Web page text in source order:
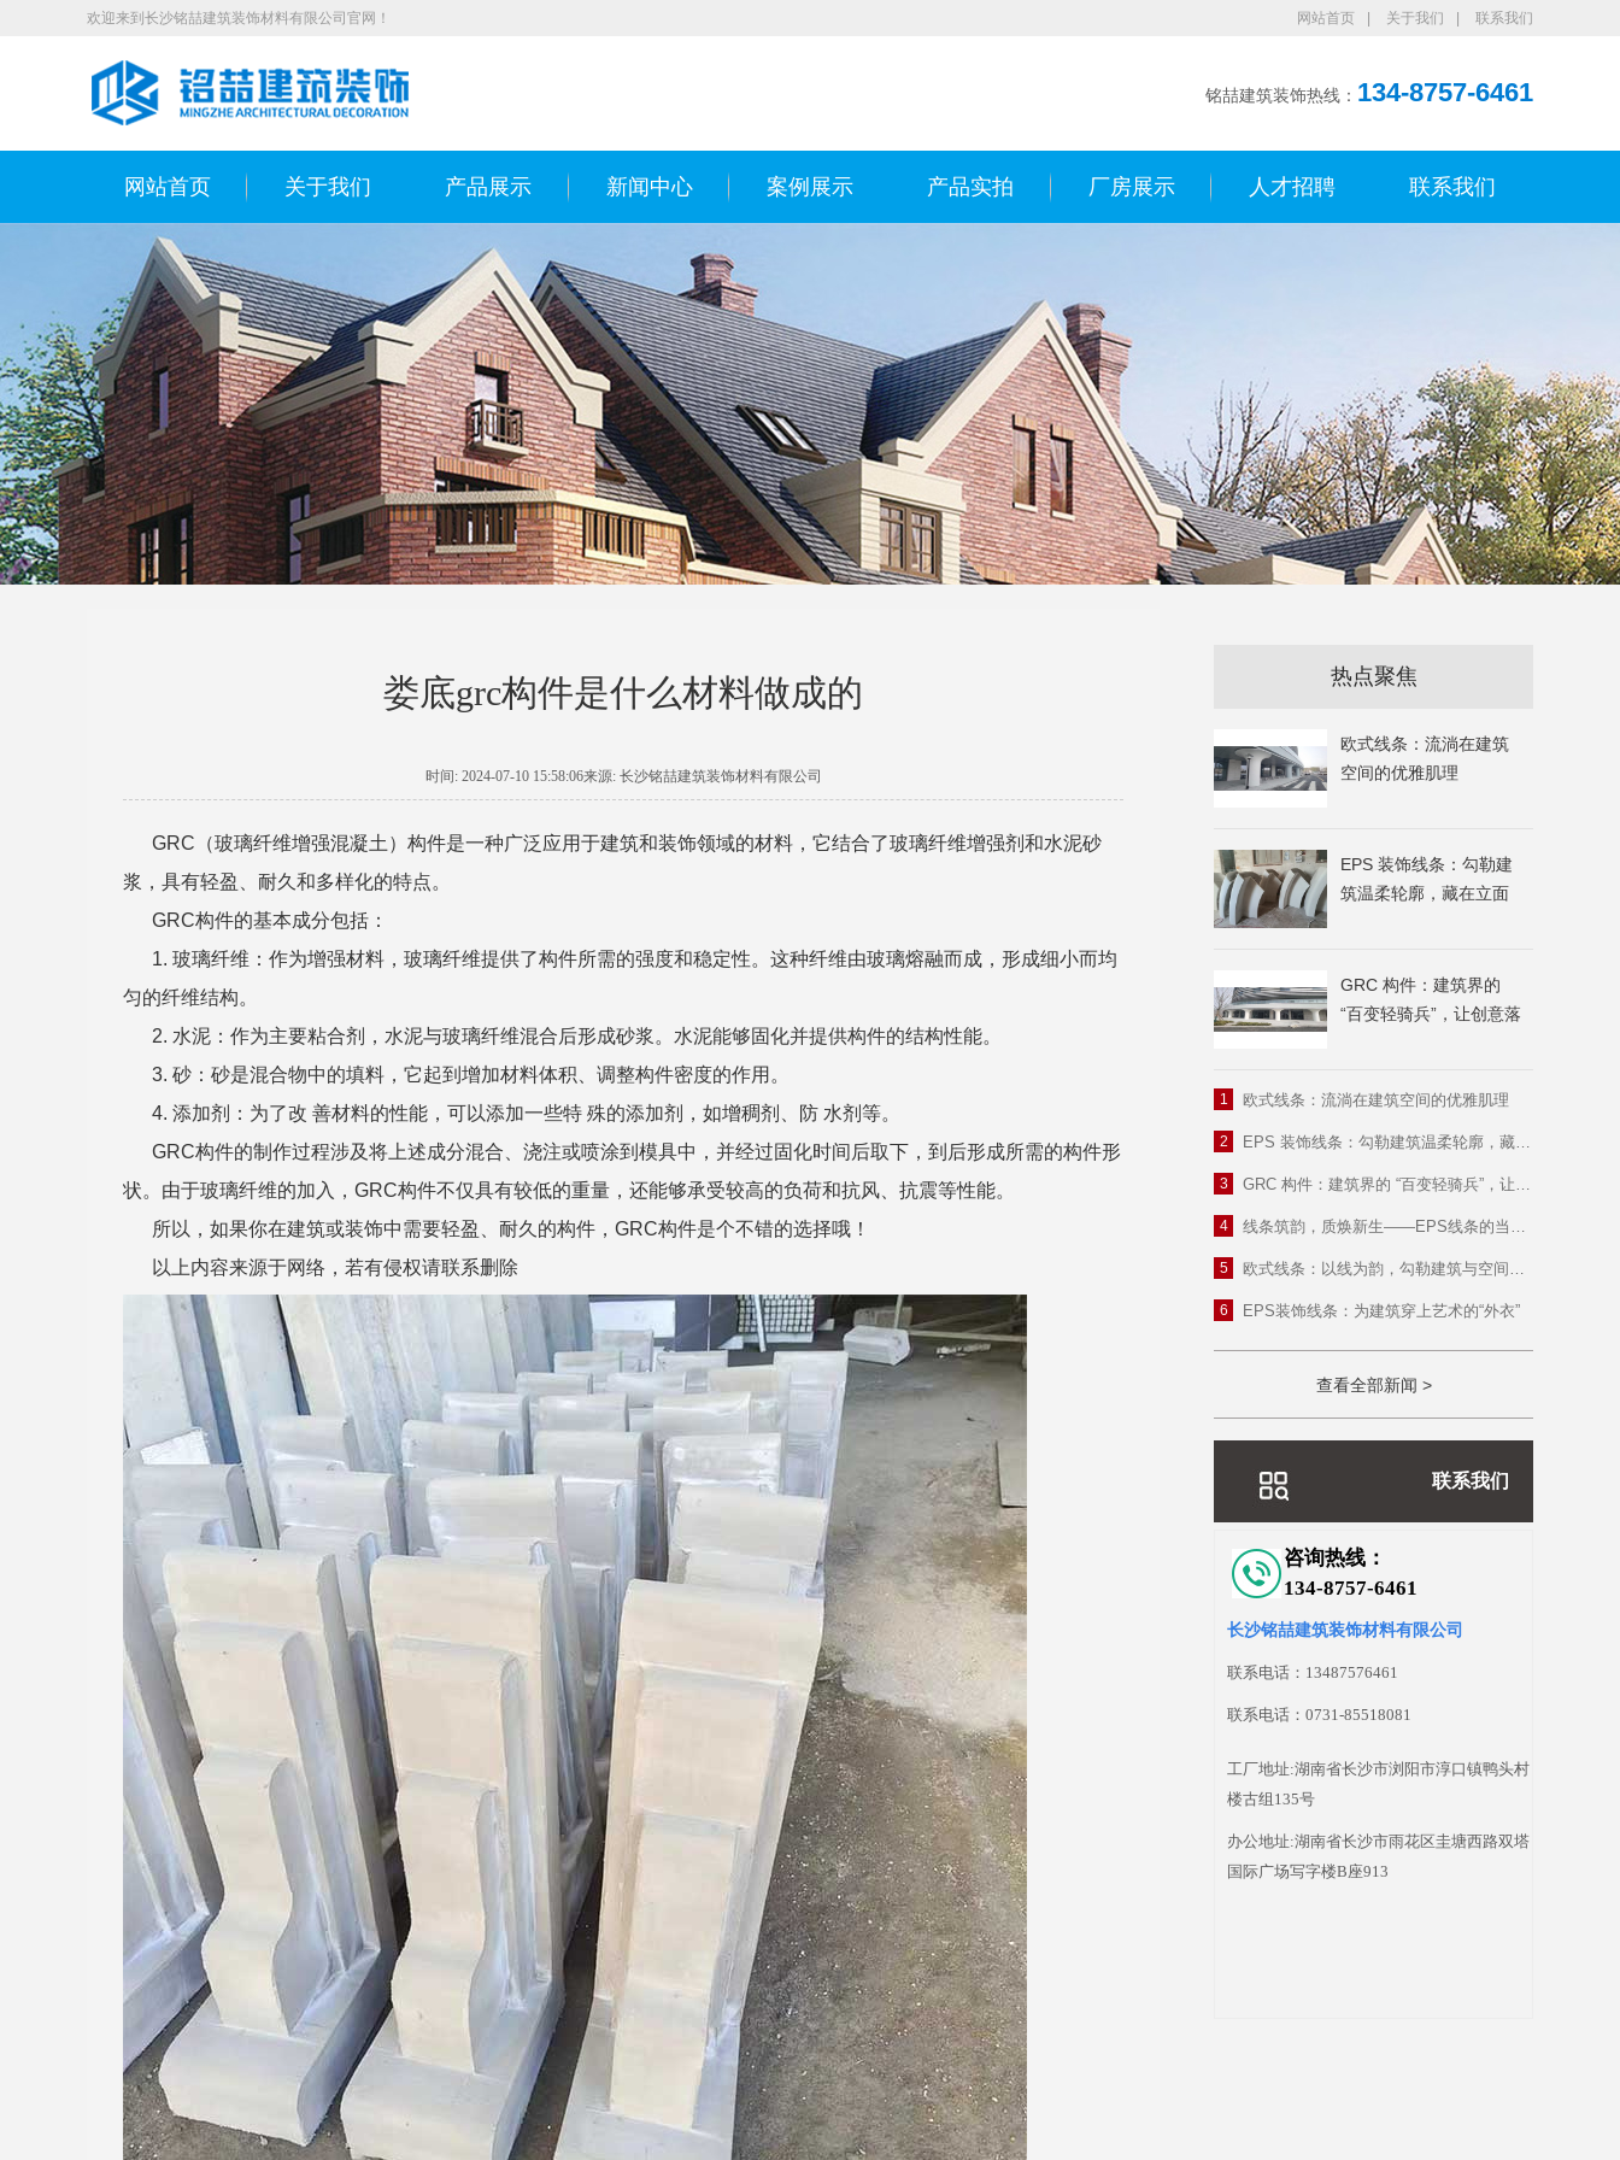
欢迎来到长沙铭喆建筑装饰材料有限公司官网！ 网站首页 关于我们 联系我们
铭喆建筑装饰热线： 134-8757-6461
网站首页 关于我们 产品展示 新闻中心 案例展示 产品实拍 厂房展示 人才招聘 联系我们
娄底grc构件是什么材料做成的
时间: 2024-07-10 15:58:06来源: 长沙铭喆建筑装饰材料有限公司
GRC（玻璃纤维增强混凝土）构件是一种广泛应用于建筑和装饰领域的材料，它结合了玻璃纤维增强剂和水泥砂
浆，具有轻盈、耐久和多样化的特点。
GRC构件的基本成分包括：
1. 玻璃纤维：作为增强材料，玻璃纤维提供了构件所需的强度和稳定性。这种纤维由玻璃熔融而成，形成细小而均
匀的纤维结构。
2. 水泥：作为主要粘合剂，水泥与玻璃纤维混合后形成砂浆。水泥能够固化并提供构件的结构性能。
3. 砂：砂是混合物中的填料，它起到增加材料体积、调整构件密度的作用。
4. 添加剂：为了改 善材料的性能，可以添加一些特 殊的添加剂，如增稠剂、防 水剂等。
GRC构件的制作过程涉及将上述成分混合、浇注或喷涂到模具中，并经过固化时间后取下，到后形成所需的构件形
状。由于玻璃纤维的加入，GRC构件不仅具有较低的重量，还能够承受较高的负荷和抗风、抗震等性能。
所以，如果你在建筑或装饰中需要轻盈、耐久的构件，GRC构件是个不错的选择哦！
以上内容来源于网络，若有侵权请联系删除
热点聚焦
欧式线条：流淌在建筑
空间的优雅肌理
EPS 装饰线条：勾勒建
筑温柔轮廓，藏在立面
GRC 构件：建筑界的
“百变轻骑兵”，让创意落
1 欧式线条：流淌在建筑空间的优雅肌理
2 EPS 装饰线条：勾勒建筑温柔轮廓，藏在立面里的美学巧思
3 GRC 构件：建筑界的 “百变轻骑兵”，让创意落地生根
4 线条筑韵，质焕新生——EPS线条的当代应用与价值革新
5 欧式线条：以线为韵，勾勒建筑与空间的优雅肌理
6 EPS装饰线条：为建筑穿上艺术的“外衣”
查看全部新闻 >
联系我们
咨询热线：
134-8757-6461
长沙铭喆建筑装饰材料有限公司
联系电话：13487576461
联系电话：0731-85518081
工厂地址:湖南省长沙市浏阳市淳口镇鸭头村
楼古组135号
办公地址:湖南省长沙市雨花区圭塘西路双塔
国际广场写字楼B座913